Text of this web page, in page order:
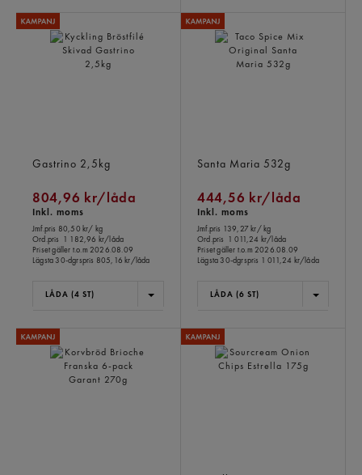
Gastrino 2,5kg
804,96 kr/låda
Inkl. moms
Jmf.pris 80,50 kr/ kg
Ord.pris
1 182,96 kr/låda
Priset gäller t.o.m 2026.08.09
Lägsta 30-dgrspris 805,16 kr/låda
LÅDA (4 ST)
Santa Maria 532g
444,56 kr/låda
Inkl. moms
Jmf.pris 139,27 kr/ kg
Ord.pris
1 011,24 kr/låda
Priset gäller t.o.m 2026.08.09
Lägsta 30-dgrspris 1 011,24 kr/låda
LÅDA (6 ST)